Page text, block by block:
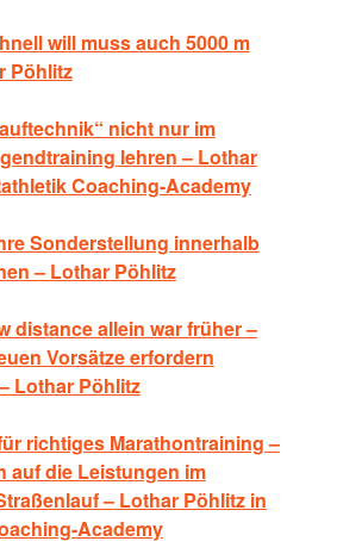
will muss auch 5000 m
Pöhlitz
nicht nur im
lehren – Lothar
Coaching-Academy
Sonderstellung innerhalb
– Lothar Pöhlitz
distance allein war früher –
Vorsätze erfordern
Lothar Pöhlitz
richtiges Marathontraining –
auf die Leistungen im
– Lothar Pöhlitz in
Academy